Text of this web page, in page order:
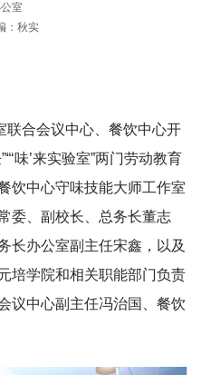
室
：秋实
联合会议中心、餐饮中心开
味’来实验室”两门劳动教育
饮中心守味技能大师工作室
委、副校长、总务长董志
长办公室副主任宋鑫，以及
培学院和相关职能部门负责
议中心副主任冯治国、餐饮